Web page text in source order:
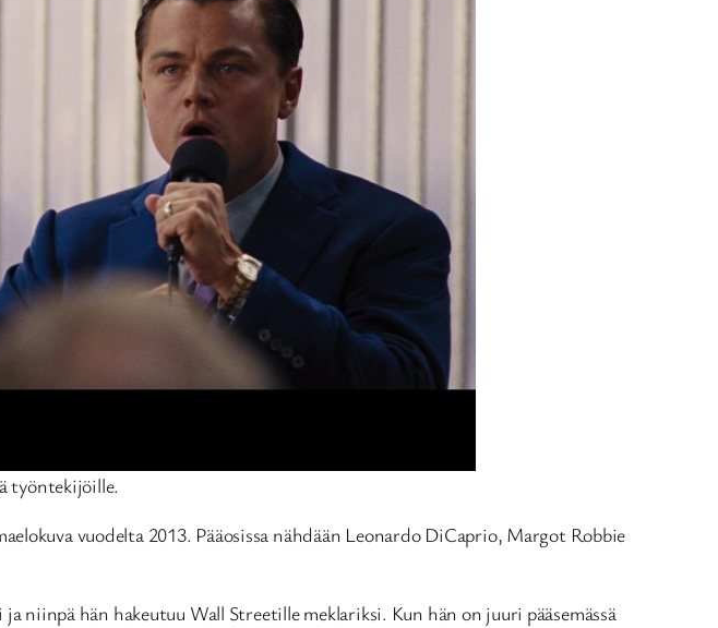
työntekijöille.
vuodelta 2013. Pääosissa nähdään Leonardo DiCaprio, Margot Robbie
niinpä hän hakeutuu Wall Streetille meklariksi. Kun hän on juuri pääsemässä